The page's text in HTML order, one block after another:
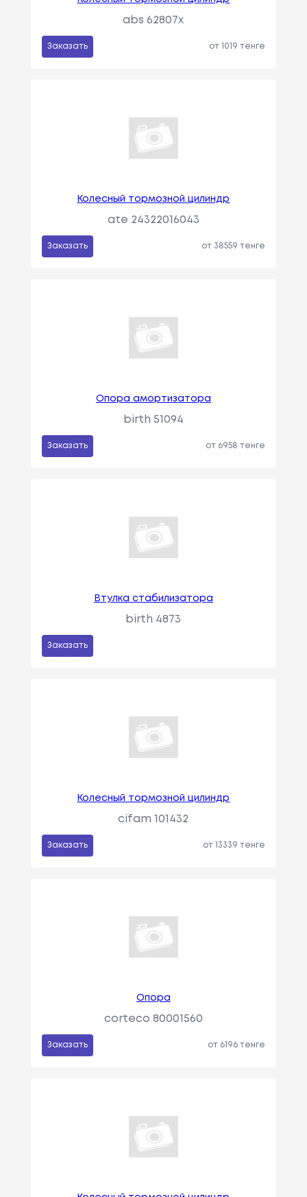
abs 62807x
Заказать от 1019 тенге
Колесный тормозной цилиндр
ate 24322016043
Заказать от 38559 тенге
Опора амортизатора
birth 51094
Заказать от 6958 тенге
Втулка стабилизатора
birth 4873
Заказать
Колесный тормозной цилиндр
cifam 101432
Заказать от 13339 тенге
Опора
corteco 80001560
Заказать от 6196 тенге